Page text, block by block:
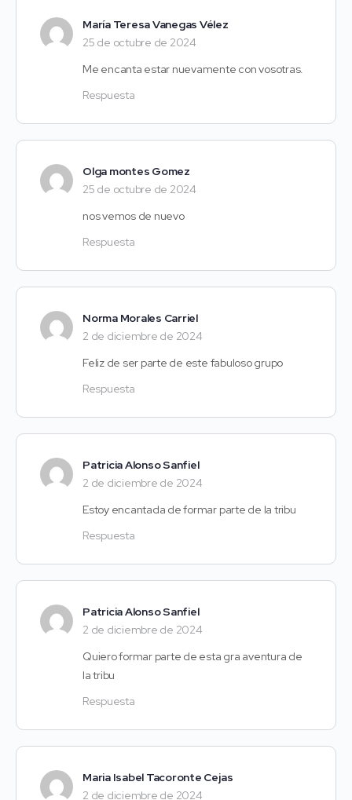
María Teresa Vanegas Vélez
25 de octubre de 2024
Me encanta estar nuevamente con vosotras.
Respuesta
Olga montes Gomez
25 de octubre de 2024
nos vemos de nuevo
Respuesta
Norma Morales Carriel
2 de diciembre de 2024
Feliz de ser parte de este fabuloso grupo
Respuesta
Patricia Alonso Sanfiel
2 de diciembre de 2024
Estoy encantada de formar parte de la tribu
Respuesta
Patricia Alonso Sanfiel
2 de diciembre de 2024
Quiero formar parte de esta gra aventura de
la tribu
Respuesta
Maria Isabel Tacoronte Cejas
2 de diciembre de 2024